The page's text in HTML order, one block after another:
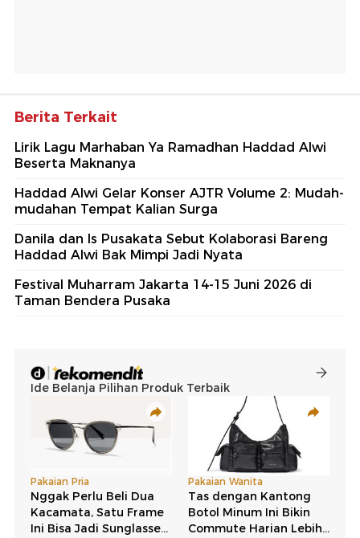
Berita Terkait
Lirik Lagu Marhaban Ya Ramadhan Haddad Alwi
Beserta Maknanya
Haddad Alwi Gelar Konser AJTR Volume 2: Mudah-
mudahan Tempat Kalian Surga
Danila dan Is Pusakata Sebut Kolaborasi Bareng
Haddad Alwi Bak Mimpi Jadi Nyata
Festival Muharram Jakarta 14-15 Juni 2026 di
Taman Bendera Pusaka